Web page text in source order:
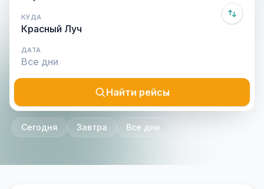
КУДА
ДАТА
Найти рейсы
Сегодня Завтра Все дни